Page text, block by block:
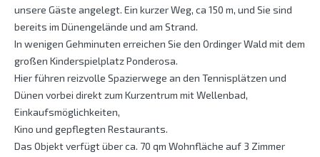
unsere Gäste angelegt. Ein kurzer Weg, ca 150 m, und Sie sind
bereits im Dünengelände und am Strand.
In wenigen Gehminuten erreichen Sie den Ordinger Wald mit dem
großen Kinderspielplatz Ponderosa.
Hier führen reizvolle Spazierwege an den Tennisplätzen und
Dünen vorbei direkt zum Kurzentrum mit Wellenbad,
Einkaufsmöglichkeiten,
Kino und gepflegten Restaurants.
Das Objekt verfügt über ca. 70 qm Wohnfläche auf 3 Zimmer